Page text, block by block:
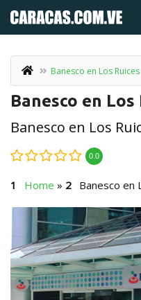
Banesco en Los Ruices
Banesco en Los
Banesco en Los
0.0
Home » Banesco en